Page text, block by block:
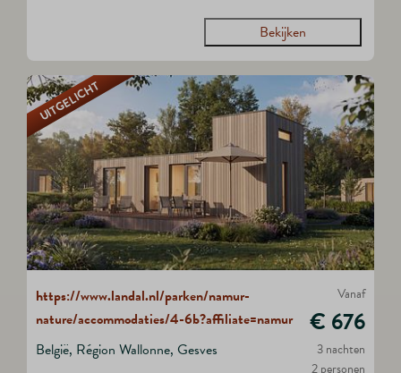
Bekijken
UITGELICHT
Vanaf
€ 676
3 nachten
2 personen
https://www.landal.nl/parken/namur-
nature/accommodaties/4-6b?affiliate=namur
België, Région Wallonne, Gesves